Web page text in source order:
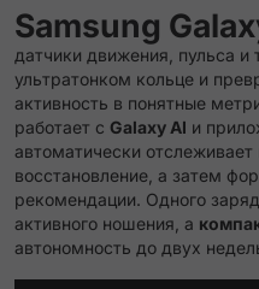
Samsung
датчики движения, пульса
ультратонком кольце и
активность в понятные
работает с Galaxy AI и
автоматически
восстановление, а затем
рекомендации. Одного
активного ношения, а
автономность до двух